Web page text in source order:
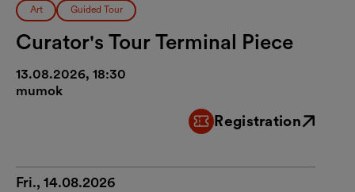
Art Guided Tour
Curator's Tour Terminal Piece
13.08.2026, 18:30
mumok
Registration
External link
Fri., 14.08.2026